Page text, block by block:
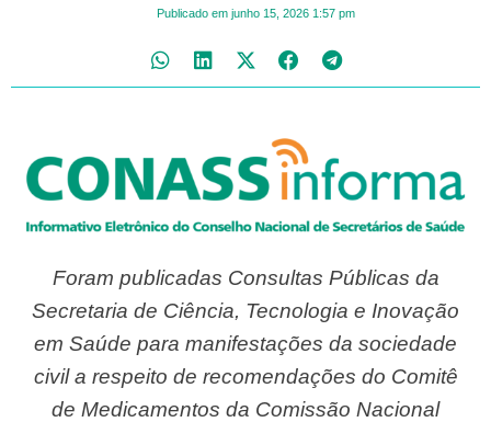
Publicado em junho 15, 2026 1:57 pm
Foram publicadas Consultas Públicas da
Secretaria de Ciência, Tecnologia e Inovação
em Saúde para manifestações da sociedade
civil a respeito de recomendações do Comitê
de Medicamentos da Comissão Nacional